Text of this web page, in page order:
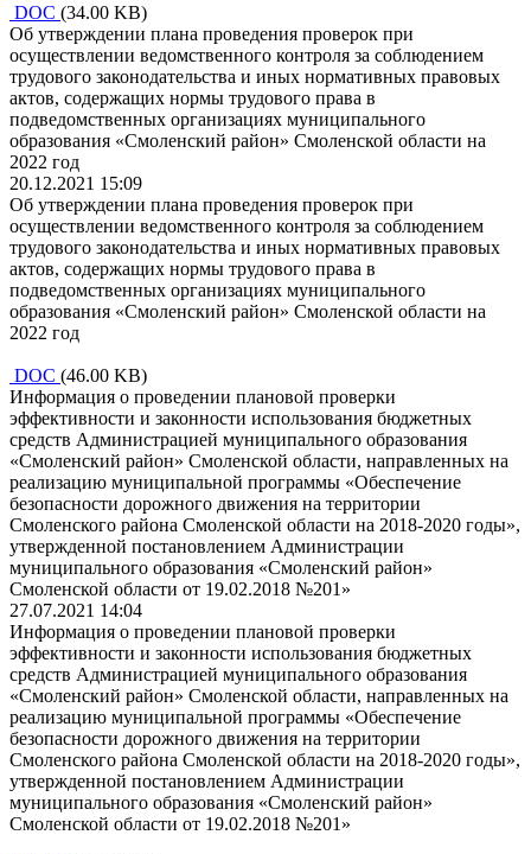
DOC (34.00 KB)
Об утверждении плана проведения проверок при
осуществлении ведомственного контроля за соблюдением
трудового законодательства и иных нормативных правовых
актов, содержащих нормы трудового права в
подведомственных организациях муниципального
образования «Смоленский район» Смоленской области на
2022 год
20.12.2021 15:09
Об утверждении плана проведения проверок при
осуществлении ведомственного контроля за соблюдением
трудового законодательства и иных нормативных правовых
актов, содержащих нормы трудового права в
подведомственных организациях муниципального
образования «Смоленский район» Смоленской области на
2022 год
DOC (46.00 KB)
Информация о проведении плановой проверки
эффективности и законности использования бюджетных
средств Администрацией муниципального образования
«Смоленский район» Смоленской области, направленных на
реализацию муниципальной программы «Обеспечение
безопасности дорожного движения на территории
Смоленского района Смоленской области на 2018-2020 годы»,
утвержденной постановлением Администрации
муниципального образования «Смоленский район»
Смоленской области от 19.02.2018 №201»
27.07.2021 14:04
Информация о проведении плановой проверки
эффективности и законности использования бюджетных
средств Администрацией муниципального образования
«Смоленский район» Смоленской области, направленных на
реализацию муниципальной программы «Обеспечение
безопасности дорожного движения на территории
Смоленского района Смоленской области на 2018-2020 годы»,
утвержденной постановлением Администрации
муниципального образования «Смоленский район»
Смоленской области от 19.02.2018 №201»